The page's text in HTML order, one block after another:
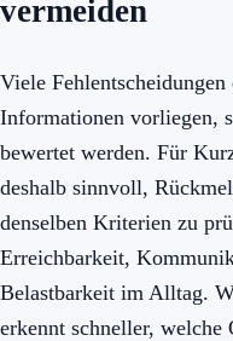
vermeiden
Viele
Informationen vorliegen,
bewertet werden. Für
deshalb sinnvoll,
denselben Kriterien zu
Erreichbarkeit,
Belastbarkeit im Alltag.
erkennt schneller,